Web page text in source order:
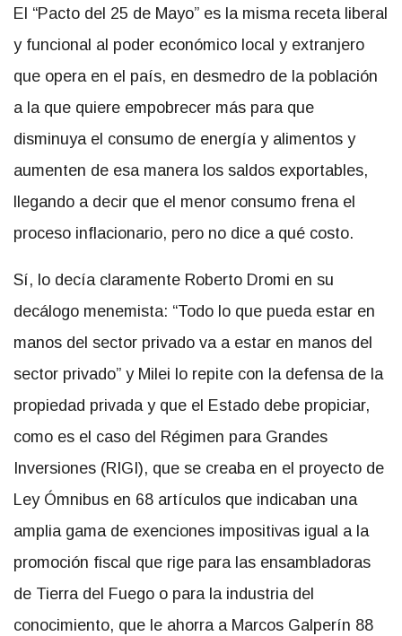
El “Pacto del 25 de Mayo” es la misma receta liberal
y funcional al poder económico local y extranjero
que opera en el país, en desmedro de la población
a la que quiere empobrecer más para que
disminuya el consumo de energía y alimentos y
aumenten de esa manera los saldos exportables,
llegando a decir que el menor consumo frena el
proceso inflacionario, pero no dice a qué costo.
Sí, lo decía claramente Roberto Dromi en su
decálogo menemista: “Todo lo que pueda estar en
manos del sector privado va a estar en manos del
sector privado” y Milei lo repite con la defensa de la
propiedad privada y que el Estado debe propiciar,
como es el caso del Régimen para Grandes
Inversiones (RIGI), que se creaba en el proyecto de
Ley Ómnibus en 68 artículos que indicaban una
amplia gama de exenciones impositivas igual a la
promoción fiscal que rige para las ensambladoras
de Tierra del Fuego o para la industria del
conocimiento, que le ahorra a Marcos Galperín 88